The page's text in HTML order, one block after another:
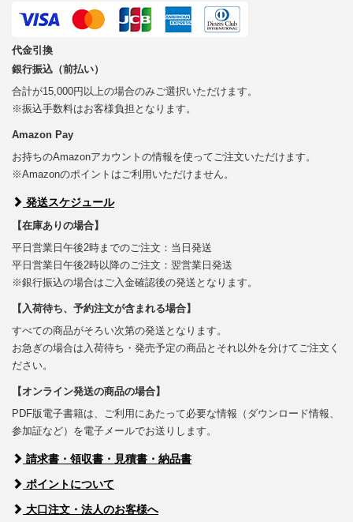
代金引換
銀行振込（前払い）
合計が15,000円以上の場合のみご選択いただけます。
※振込手数料はお客様負担となります。
Amazon Pay
お持ちのAmazonアカウントの情報を使ってご注文いただけます。
※Amazonのポイントはご利用いただけません。
発送スケジュール
【在庫ありの場合】
平日営業日午後2時までのご注文：当日発送
平日営業日午後2時以降のご注文：翌営業日発送
※銀行振込の場合はご入金確認後の発送となります。
【入荷待ち、予約注文が含まれる場合】
すべての商品がそろい次第の発送となります。
お急ぎの場合は入荷待ち・発売予定の商品とそれ以外を分けてご注文く
ださい。
【オンライン発送の商品の場合】
PDF版電子書籍は、ご利用にあたって必要な情報（ダウンロード情報、
参加証など）を電子メールでお送りします。
請求書・領収書・見積書・納品書
ポイントについて
大口注文・法人のお客様へ